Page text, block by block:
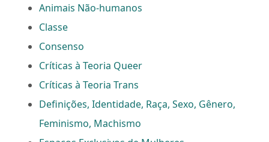
Animais Não-humanos
Classe
Consenso
Críticas à Teoria Queer
Críticas à Teoria Trans
Definições, Identidade, Raça, Sexo, Gênero,
Feminismo, Machismo